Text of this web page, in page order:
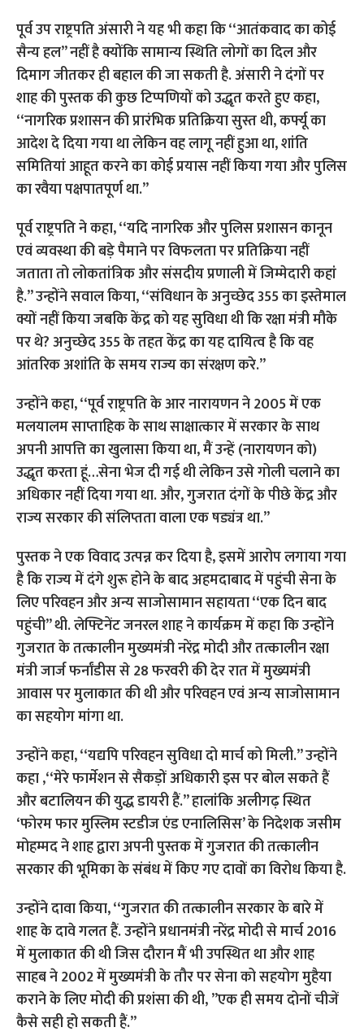
पूर्व उप राष्ट्रपति अंसारी ने यह भी कहा कि ‘‘आतंकवाद का कोई
सैन्य हल’’ नहीं है क्योंकि सामान्य स्थिति लोगों का दिल और
दिमाग जीतकर ही बहाल की जा सकती है. अंसारी ने दंगों पर
शाह की पुस्तक की कुछ टिप्पणियों को उद्धृत करते हुए कहा,
‘‘नागरिक प्रशासन की प्रारंभिक प्रतिक्रिया सुस्त थी, कर्फ्यू का
आदेश दे दिया गया था लेकिन वह लागू नहीं हुआ था, शांति
समितियां आहूत करने का कोई प्रयास नहीं किया गया और पुलिस
का रवैया पक्षपातपूर्ण था.’’
पूर्व राष्ट्रपति ने कहा, ‘‘यदि नागरिक और पुलिस प्रशासन कानून
एवं व्यवस्था की बड़े पैमाने पर विफलता पर प्रतिक्रिया नहीं
जताता तो लोकतांत्रिक और संसदीय प्रणाली में जिम्मेदारी कहां
है.’’ उन्होंने सवाल किया, ‘‘संविधान के अनुच्छेद 355 का इस्तेमाल
क्यों नहीं किया जबकि केंद्र को यह सुविधा थी कि रक्षा मंत्री मौके
पर थे? अनुच्छेद 355 के तहत केंद्र का यह दायित्व है कि वह
आंतरिक अशांति के समय राज्य का संरक्षण करे.’’
उन्होंने कहा, ‘‘पूर्व राष्ट्रपति के आर नारायणन ने 2005 में एक
मलयालम साप्ताहिक के साथ साक्षात्कार में सरकार के साथ
अपनी आपत्ति का खुलासा किया था, मैं उन्हें (नारायणन को)
उद्धृत करता हूं…सेना भेज दी गई थी लेकिन उसे गोली चलाने का
अधिकार नहीं दिया गया था. और, गुजरात दंगों के पीछे केंद्र और
राज्य सरकार की संलिप्तता वाला एक षड्यंत्र था.’’
पुस्तक ने एक विवाद उत्पन्न कर दिया है, इसमें आरोप लगाया गया
है कि राज्य में दंगे शुरू होने के बाद अहमदाबाद में पहुंची सेना के
लिए परिवहन और अन्य साजोसामान सहायता ‘‘एक दिन बाद
पहुंची’’ थी. लेफ्टिनेंट जनरल शाह ने कार्यक्रम में कहा कि उन्होंने
गुजरात के तत्कालीन मुख्यमंत्री नरेंद्र मोदी और तत्कालीन रक्षा
मंत्री जार्ज फर्नांडीस से 28 फरवरी की देर रात में मुख्यमंत्री
आवास पर मुलाकात की थी और परिवहन एवं अन्य साजोसामान
का सहयोग मांगा था.
उन्होंने कहा, ‘‘यद्यपि परिवहन सुविधा दो मार्च को मिली.’’ उन्होंने
कहा ,‘‘मेरे फार्मेशन से सैकड़ों अधिकारी इस पर बोल सकते हैं
और बटालियन की युद्ध डायरी हैं.’’ हालांकि अलीगढ़ स्थित
‘फोरम फार मुस्लिम स्टडीज एंड एनालिसिस’ के निदेशक जसीम
मोहम्मद ने शाह द्वारा अपनी पुस्तक में गुजरात की तत्कालीन
सरकार की भूमिका के संबंध में किए गए दावों का विरोध किया है.
उन्होंने दावा किया, ‘‘गुजरात की तत्कालीन सरकार के बारे में
शाह के दावे गलत हैं. उन्होंने प्रधानमंत्री नरेंद्र मोदी से मार्च 2016
में मुलाकात की थी जिस दौरान मैं भी उपस्थित था और शाह
साहब ने 2002 में मुख्यमंत्री के तौर पर सेना को सहयोग मुहैया
कराने के लिए मोदी की प्रशंसा की थी, ’’एक ही समय दोनों चीजें
कैसे सही हो सकती हैं.’’